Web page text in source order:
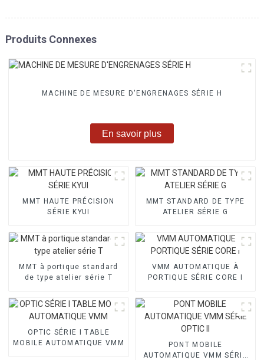
Produits Connexes
MACHINE DE MESURE D'ENGRENAGES SÉRIE H
En savoir plus
MMT HAUTE PRÉCISION
SÉRIE KYUI
MMT STANDARD DE TYPE
ATELIER SÉRIE G
MMT à portique standard
de type atelier série T
VMM AUTOMATIQUE À
PORTIQUE SÉRIE CORE I
OPTIC SÉRIE I TABLE
MOBILE AUTOMATIQUE VMM
PONT MOBILE
AUTOMATIQUE VMM SÉRIE